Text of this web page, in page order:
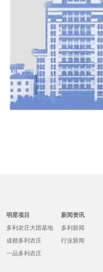
明星项目
多利农庄大团基地
成都多利农庄
一品多利农庄
新闻资讯
多利新闻
行业新闻